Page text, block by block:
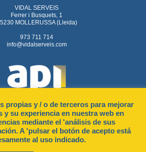
VIDAL SERVEIS
Ferrer i Busquets, 1
MOLLERUSSA (Lleida)
973 711 714
info@vidalserveis.com
Política de privacidad Política de cookies
propias y / o de terceros para mejorar
y su experiencia en nuestra web en
mediante el 'análisis de sus
A 'pulsar el botón de acepto está
al uso indicado.